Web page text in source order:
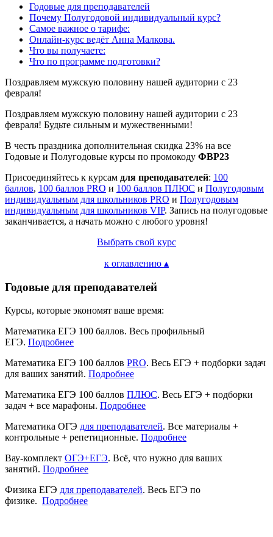
Годовые для преподавателей
Почему Полугодовой индивидуальный курс?
Самое важное о тарифе:
Онлайн-курс ведёт Анна Малкова.
Что вы получаете:
Что по программе подготовки?
Поздравляем мужскую половину нашей аудитории с 23
февраля!
Поздравляем мужскую половину нашей аудитории с 23
февраля! Будьте сильным и мужественными!
В честь праздника дополнительная скидка 23% на все
Годовые и Полугодовые курсы по промокоду ФВР23
Присоединяйтесь к курсам для преподавателей: 100
баллов, 100 баллов PRO и 100 баллов ПЛЮС и Полугодовым
индивидуальным для школьников PRO и Полугодовым
индивидуальным для школьников VIP. Запись на полугодовые
заканчивается, а начать можно с любого уровня!
Выбрать свой курс
к оглавлению ▴
Годовые для преподавателей
Курсы, которые экономят ваше время:
Математика ЕГЭ 100 баллов. Весь профильный
ЕГЭ. Подробнее
Математика ЕГЭ 100 баллов PRO. Весь ЕГЭ + подборки задач
для ваших занятий. Подробнее
Математика ЕГЭ 100 баллов ПЛЮС. Весь ЕГЭ + подборки
задач + все марафоны. Подробнее
Математика ОГЭ для преподавателей. Все материалы +
контрольные + репетиционные. Подробнее
Вау-комплект ОГЭ+ЕГЭ. Всё, что нужно для ваших
занятий. Подробнее
Физика ЕГЭ для преподавателей. Весь ЕГЭ по
физике. Подробнее